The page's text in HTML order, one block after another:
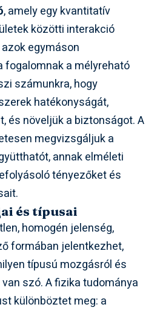
, amely egy kvantitatív
közötti interakció
egymáson
fogalomnak a mélyreható
számunkra, hogy
hatékonyságát,
és növeljük a biztonságot. A
megvizsgáljuk a
annak elméleti
tényezőket és
és típusai
homogén jelenség,
formában jelentkezhet,
típusú mozgásról és
szó. A fizika tudománya
különböztet meg: a